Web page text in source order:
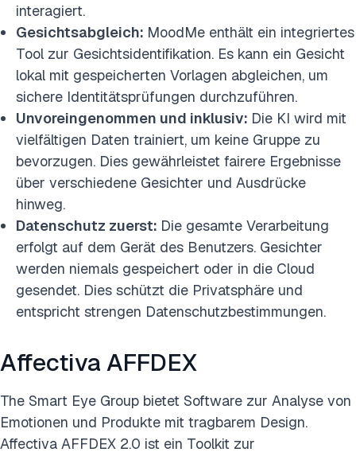
interagiert.
Gesichtsabgleich: MoodMe enthält ein integriertes
Tool zur Gesichtsidentifikation. Es kann ein Gesicht
lokal mit gespeicherten Vorlagen abgleichen, um
sichere Identitätsprüfungen durchzuführen.
Unvoreingenommen und inklusiv: Die KI wird mit
vielfältigen Daten trainiert, um keine Gruppe zu
bevorzugen. Dies gewährleistet fairere Ergebnisse
über verschiedene Gesichter und Ausdrücke
hinweg.
Datenschutz zuerst: Die gesamte Verarbeitung
erfolgt auf dem Gerät des Benutzers. Gesichter
werden niemals gespeichert oder in die Cloud
gesendet. Dies schützt die Privatsphäre und
entspricht strengen Datenschutzbestimmungen.
Affectiva AFFDEX
The Smart Eye Group bietet Software zur Analyse von
Emotionen und Produkte mit tragbarem Design.
Affectiva AFFDEX 2.0 ist ein Toolkit zur